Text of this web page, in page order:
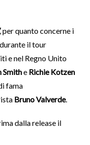
, per quanto concerne i
il tour
e nel Regno Unito
Smithe Richie Kotzen
fama
Bruno Valverde.
dalla release il